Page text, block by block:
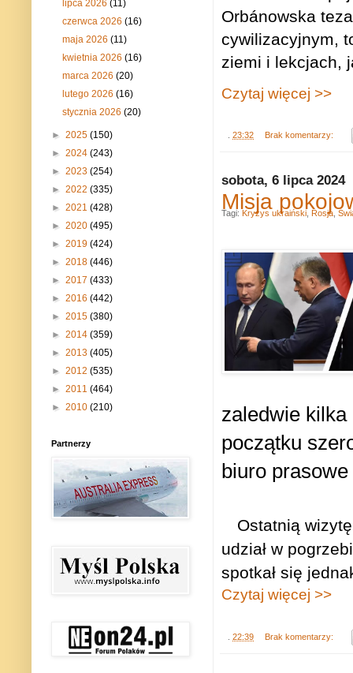
Orbánowska
cywilizacyjnym,
ziemi i lekcjach,
Czytaj więcej >>
23:32 Brak komentarzy:
sobota, 6 lipca 2024
Misja
zaledwie
początku
biuro
Ostatnią
udział w
spotkał się
Czytaj więcej >>
22:39 Brak komentarzy:
Tagi: Kryzys ukraiński Rosja
lipca 2026(11)
czerwca 2026(16)
maja 2026(11)
kwietnia 2026(16)
marca 2026(20)
lutego 2026(16)
stycznia 2026(20)
► 2025 (150)
► 2024 (243)
► 2023 (254)
► 2022 (335)
► 2021 (428)
► 2020 (495)
► 2019 (424)
► 2018 (446)
► 2017 (433)
► 2016 (442)
► 2015 (380)
► 2014 (359)
► 2013 (405)
► 2012 (535)
► 2011 (464)
► 2010 (210)
Partnerzy